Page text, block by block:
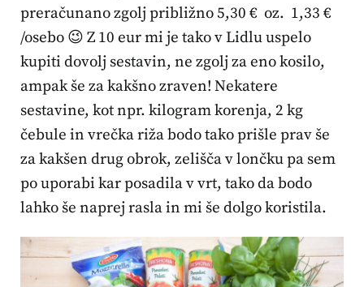
preračunano zgolj približno 5,30 € oz. 1,33 €
/osebo 😉 Z 10 eur mi je tako v Lidlu uspelo
kupiti dovolj sestavin, ne zgolj za eno kosilo,
ampak še za kakšno zraven! Nekatere
sestavine, kot npr. kilogram korenja, 2 kg
čebule in vrečka riža bodo tako prišle prav še
za kakšen drug obrok, zelišča v lončku pa sem
po uporabi kar posadila v vrt, tako da bodo
lahko še naprej rasla in mi še dolgo koristila.